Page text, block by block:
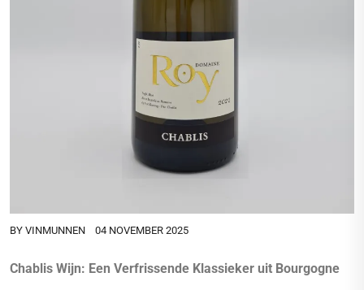
BY VINMUNNEN 04 NOVEMBER 2025
Chablis Wijn: Een Verfrissende Klassieker uit Bourgogne